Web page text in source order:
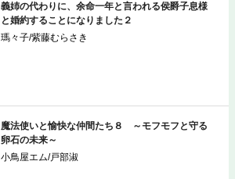
義姉の代わりに、余命一年と言われる侯爵子息様
と婚約することになりました２
瑪々子/紫藤むらさき
魔法使いと愉快な仲間たち８ ～モフモフと守る
卵石の未来～
小鳥屋エム/戸部淑